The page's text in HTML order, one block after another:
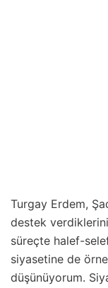
Turgay Erdem,
destek
süreçte halef-
siyasetine de
düşünüyorum.